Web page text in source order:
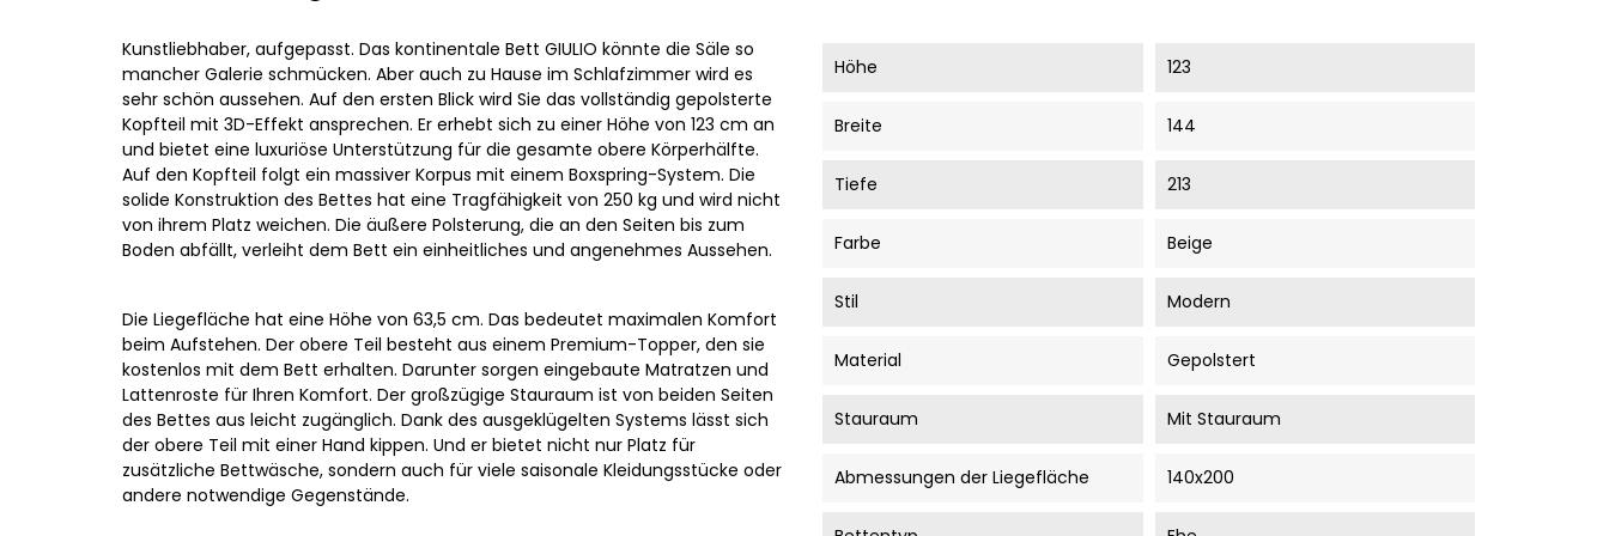
Kunstliebhaber, aufgepasst. Das kontinentale Bett GIULIO könnte die Säle so
mancher Galerie schmücken. Aber auch zu Hause im Schlafzimmer wird es
sehr schön aussehen. Auf den ersten Blick wird Sie das vollständig gepolsterte
Kopfteil mit 3D-Effekt ansprechen. Er erhebt sich zu einer Höhe von 123 cm an
und bietet eine luxuriöse Unterstützung für die gesamte obere Körperhälfte.
Auf den Kopfteil folgt ein massiver Korpus mit einem Boxspring-System. Die
solide Konstruktion des Bettes hat eine Tragfähigkeit von 250 kg und wird nicht
von ihrem Platz weichen. Die äußere Polsterung, die an den Seiten bis zum
Boden abfällt, verleiht dem Bett ein einheitliches und angenehmes Aussehen.
Die Liegefläche hat eine Höhe von 63,5 cm. Das bedeutet maximalen Komfort
beim Aufstehen. Der obere Teil besteht aus einem Premium-Topper, den sie
kostenlos mit dem Bett erhalten. Darunter sorgen eingebaute Matratzen und
Lattenroste für Ihren Komfort. Der großzügige Stauraum ist von beiden Seiten
des Bettes aus leicht zugänglich. Dank des ausgeklügelten Systems lässt sich
der obere Teil mit einer Hand kippen. Und er bietet nicht nur Platz für
zusätzliche Bettwäsche, sondern auch für viele saisonale Kleidungsstücke oder
andere notwendige Gegenstände.
Höhe 123
Breite 144
Tiefe 213
Farbe Beige
Stil Modern
Material Gepolstert
Stauraum Mit Stauraum
Abmessungen der Liegefläche 140x200